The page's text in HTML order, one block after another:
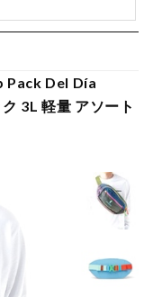
Pack Del Día
3L 軽量 アソート